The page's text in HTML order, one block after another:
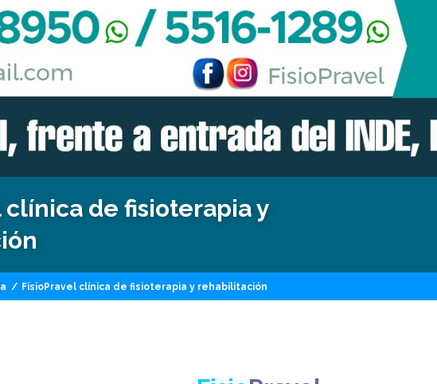
clínica de fisioterapia y
/ FisioPravel clínica de fisioterapia y rehabilitación